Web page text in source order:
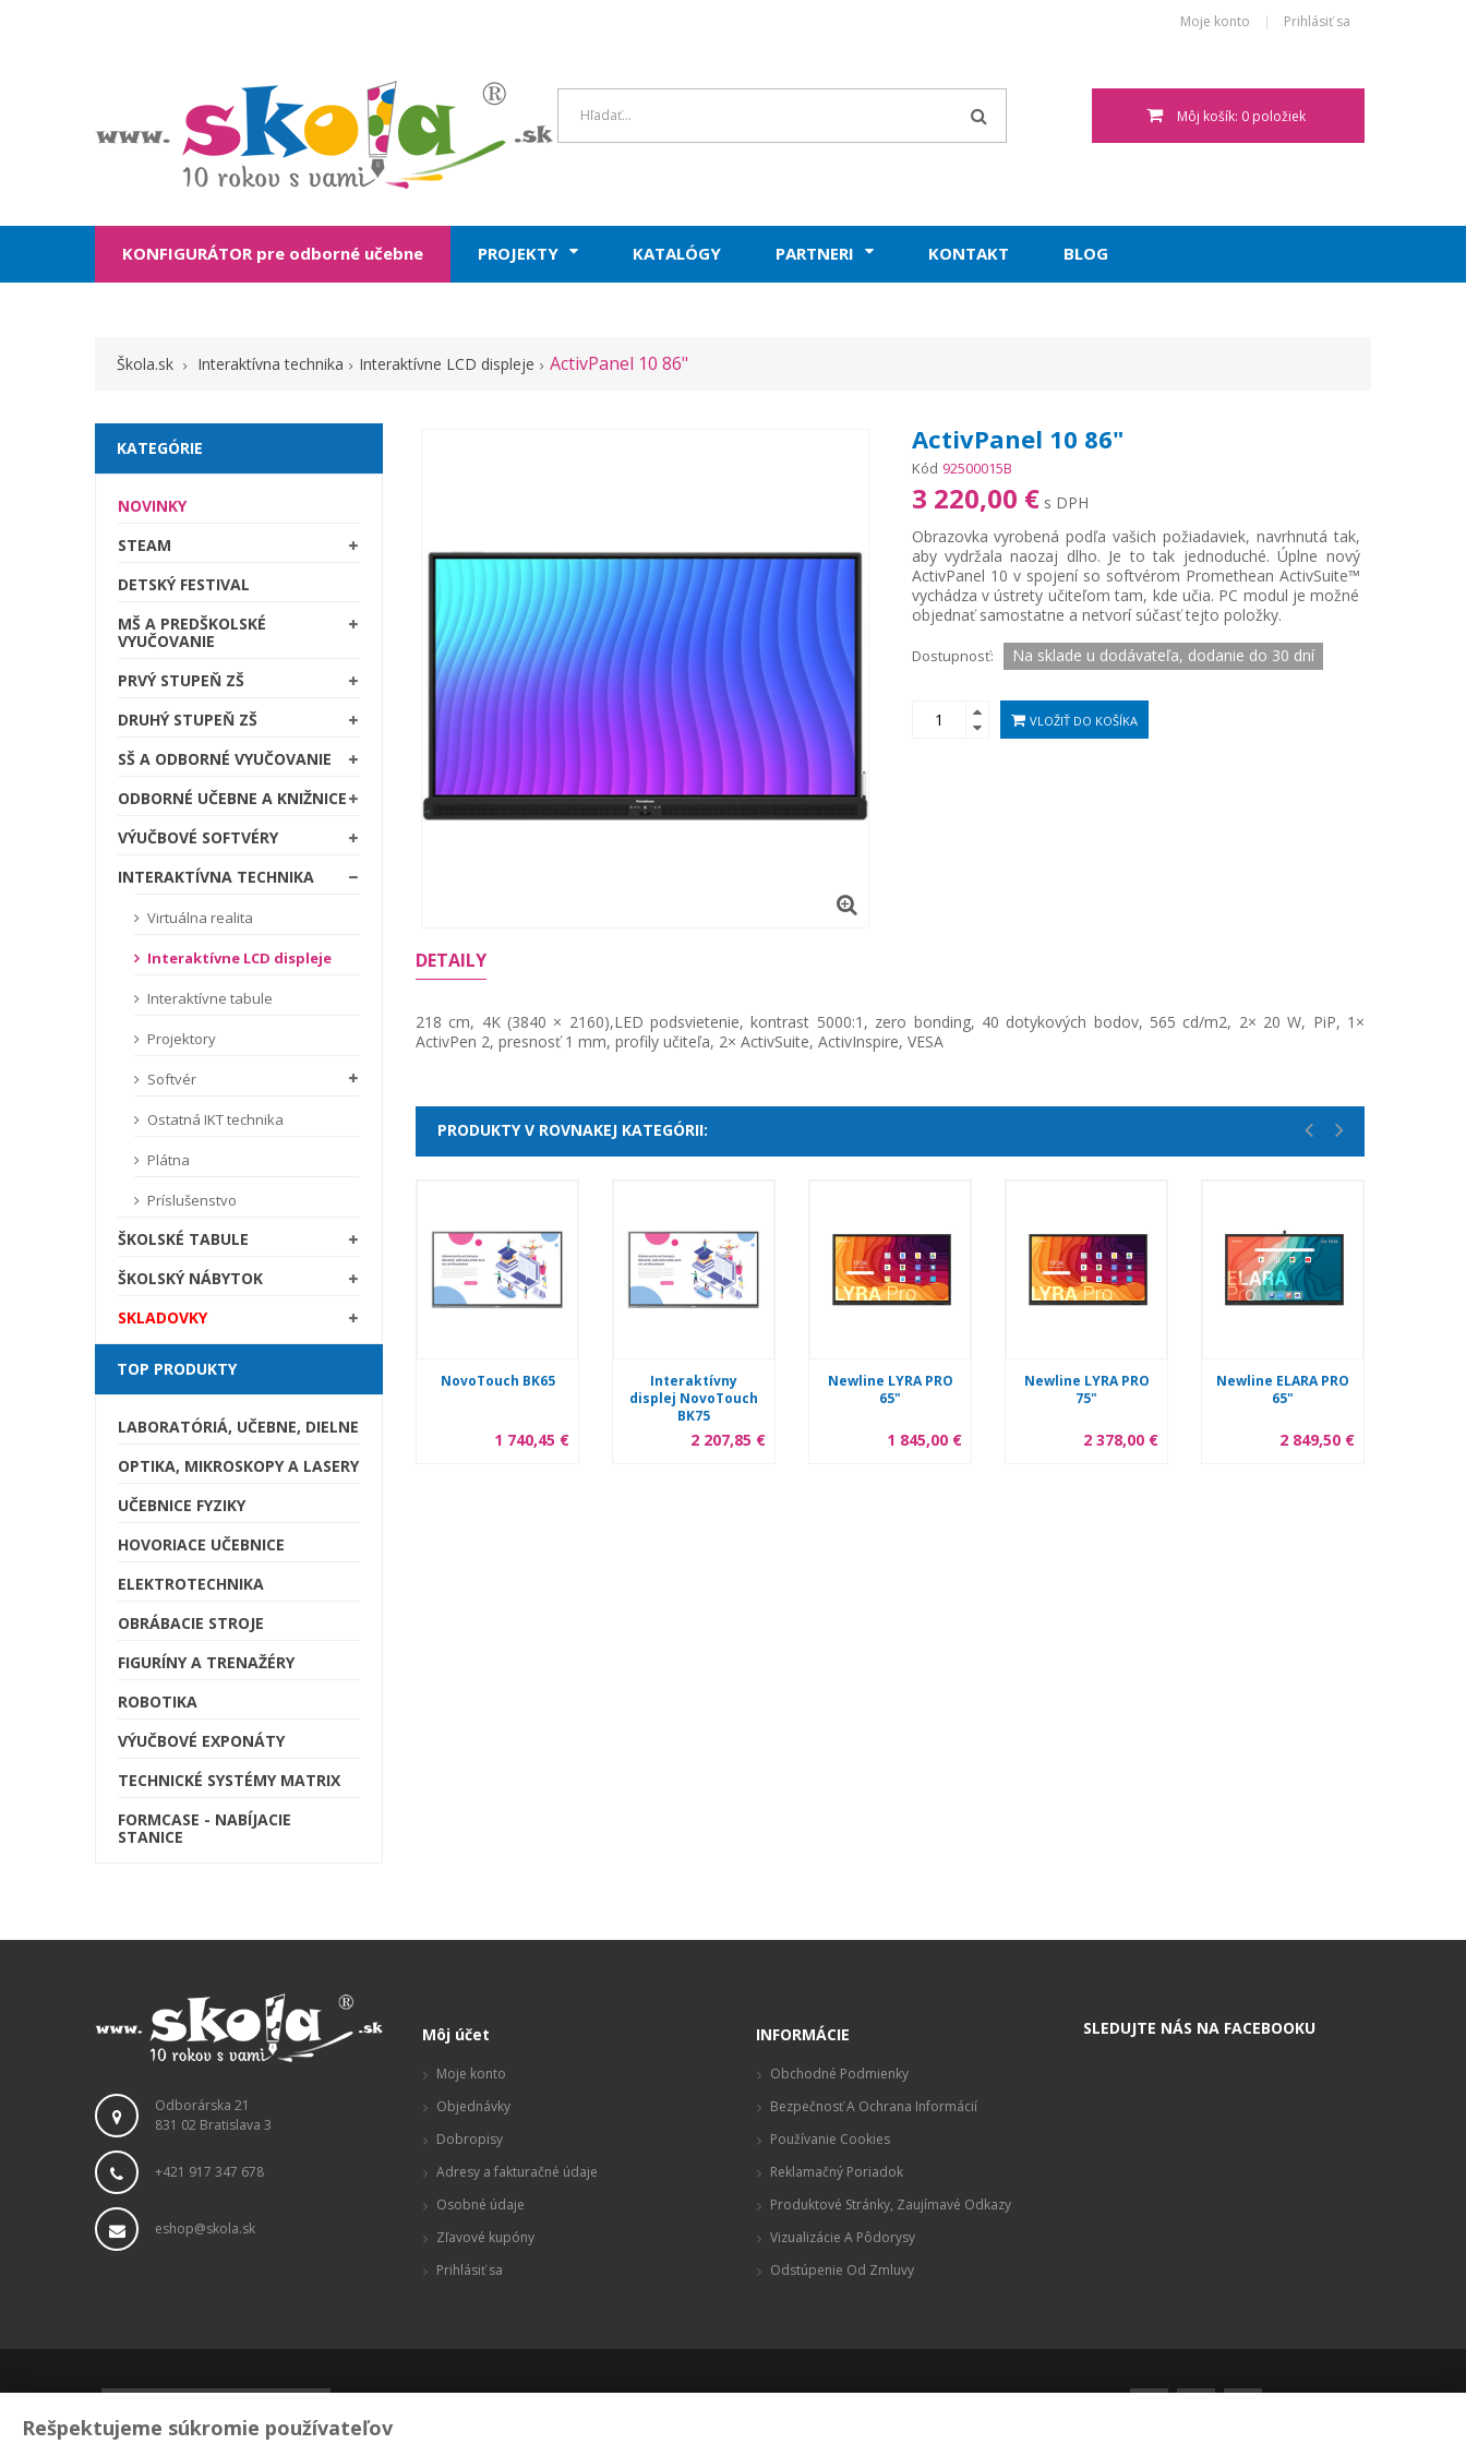
Moje konto Prihlásiť sa
Môj košík: 0 položiek
KONFIGURÁTOR pre odborné učebne PROJEKTY KATALÓGY PARTNERI KONTAKT BLOG
Škola.sk Interaktívna technika Interaktívne LCD displeje ActivPanel 10 86"
KATEGÓRIE
NOVINKY
STEAM
DETSKÝ FESTIVAL
MŠ A PREDŠKOLSKÉ
VYUČOVANIE
PRVÝ STUPEŇ ZŠ
DRUHÝ STUPEŇ ZŠ
SŠ A ODBORNÉ VYUČOVANIE
ODBORNÉ UČEBNE A KNIŽNICE
VÝUČBOVÉ SOFTVÉRY
INTERAKTÍVNA TECHNIKA
Virtuálna realita
Interaktívne LCD displeje
Interaktívne tabule
Projektory
Softvér
Ostatná IKT technika
Plátna
Príslušenstvo
ŠKOLSKÉ TABULE
ŠKOLSKÝ NÁBYTOK
SKLADOVKY
TOP PRODUKTY
LABORATÓRIÁ, UČEBNE, DIELNE
OPTIKA, MIKROSKOPY A LASERY
UČEBNICE FYZIKY
HOVORIACE UČEBNICE
ELEKTROTECHNIKA
OBRÁBACIE STROJE
FIGURÍNY A TRENAŽÉRY
ROBOTIKA
VÝUČBOVÉ EXPONÁTY
TECHNICKÉ SYSTÉMY MATRIX
FORMCASE - NABÍJACIE
STANICE
ActivPanel 10 86"
Kód 92500015B
3 220,00 € s DPH
Obrazovka vyrobená podľa vašich požiadaviek, navrhnutá tak,
aby vydržala naozaj dlho. Je to tak jednoduché. Úplne nový
ActivPanel 10 v spojení so softvérom Promethean ActivSuite™
vychádza v ústrety učiteľom tam, kde učia. PC modul je možné
objednať samostatne a netvorí súčasť tejto položky.
Dostupnosť: Na sklade u dodávateľa, dodanie do 30 dní
VLOŽIŤ DO KOŠÍKA
DETAILY
218 cm, 4K (3840 × 2160),LED podsvietenie, kontrast 5000:1, zero bonding, 40 dotykových bodov, 565 cd/m2, 2× 20 W, PiP, 1×
ActivPen 2, presnosť 1 mm, profily učiteľa, 2× ActivSuite, ActivInspire, VESA
PRODUKTY V ROVNAKEJ KATEGÓRII:
NovoTouch BK65
1 740,45 €
Interaktívny
displej NovoTouch
BK75
2 207,85 €
Newline LYRA PRO
65"
1 845,00 €
Newline LYRA PRO
75"
2 378,00 €
Newline ELARA PRO
65"
2 849,50 €
Odborárska 21
831 02 Bratislava 3
+421 917 347 678
eshop@skola.sk
Môj účet
Moje konto
Objednávky
Dobropisy
Adresy a fakturačné údaje
Osobné údaje
Zľavové kupóny
Prihlásiť sa
INFORMÁCIE
Obchodné Podmienky
Bezpečnosť A Ochrana Informácií
Používanie Cookies
Reklamačný Poriadok
Produktové Stránky, Zaujímavé Odkazy
Vizualizácie A Pôdorysy
Odstúpenie Od Zmluvy
SLEDUJTE NÁS NA FACEBOOKU
Rešpektujeme súkromie používateľov